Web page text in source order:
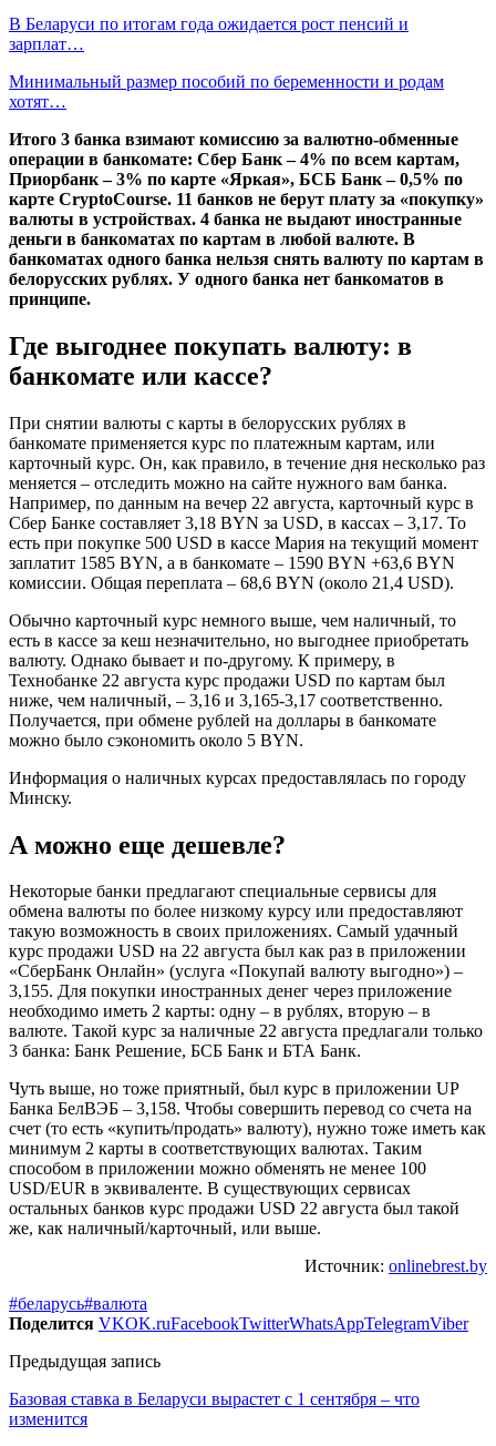
В Беларуси по итогам года ожидается рост пенсий и
зарплат…
Минимальный размер пособий по беременности и родам
хотят…
Итого 3 банка взимают комиссию за валютно-обменные
операции в банкомате: Сбер Банк – 4% по всем картам,
Приорбанк – 3% по карте «Яркая», БСБ Банк – 0,5% по
карте CryptoCourse. 11 банков не берут плату за «покупку»
валюты в устройствах. 4 банка не выдают иностранные
деньги в банкоматах по картам в любой валюте. В
банкоматах одного банка нельзя снять валюту по картам в
белорусских рублях. У одного банка нет банкоматов в
принципе.
Где выгоднее покупать валюту: в
банкомате или кассе?
При снятии валюты с карты в белорусских рублях в
банкомате применяется курс по платежным картам, или
карточный курс. Он, как правило, в течение дня несколько раз
меняется – отследить можно на сайте нужного вам банка.
Например, по данным на вечер 22 августа, карточный курс в
Сбер Банке составляет 3,18 BYN за USD, в кассах – 3,17. То
есть при покупке 500 USD в кассе Мария на текущий момент
заплатит 1585 BYN, а в банкомате – 1590 BYN +63,6 BYN
комиссии. Общая переплата – 68,6 BYN (около 21,4 USD).
Обычно карточный курс немного выше, чем наличный, то
есть в кассе за кеш незначительно, но выгоднее приобретать
валюту. Однако бывает и по-другому. К примеру, в
Технобанке 22 августа курс продажи USD по картам был
ниже, чем наличный, – 3,16 и 3,165-3,17 соответственно.
Получается, при обмене рублей на доллары в банкомате
можно было сэкономить около 5 BYN.
Информация о наличных курсах предоставлялась по городу
Минску.
А можно еще дешевле?
Некоторые банки предлагают специальные сервисы для
обмена валюты по более низкому курсу или предоставляют
такую возможность в своих приложениях. Самый удачный
курс продажи USD на 22 августа был как раз в приложении
«СберБанк Онлайн» (услуга «Покупай валюту выгодно») –
3,155. Для покупки иностранных денег через приложение
необходимо иметь 2 карты: одну – в рублях, вторую – в
валюте. Такой курс за наличные 22 августа предлагали только
3 банка: Банк Решение, БСБ Банк и БТА Банк.
Чуть выше, но тоже приятный, был курс в приложении UP
Банка БелВЭБ – 3,158. Чтобы совершить перевод со счета на
счет (то есть «купить/продать» валюту), нужно тоже иметь как
минимум 2 карты в соответствующих валютах. Таким
способом в приложении можно обменять не менее 100
USD/EUR в эквиваленте. В существующих сервисах
остальных банков курс продажи USD 22 августа был такой
же, как наличный/карточный, или выше.
Источник: onlinebrest.by
#беларусь#валюта
Поделится VKOK.ruFacebookTwitterWhatsAppTelegramViber
Предыдущая запись
Базовая ставка в Беларуси вырастет с 1 сентября – что
изменится